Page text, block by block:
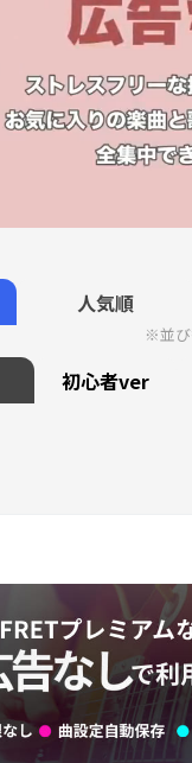
人気順
※並び
初心者ver